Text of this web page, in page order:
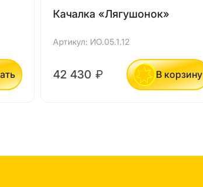
Качалка «Лягушонок»
Артикул: ИО.05.1.12
42 430 ₽ В корзину